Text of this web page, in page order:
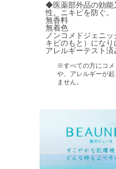
◆医薬部外品の効能
性。ニキビを防ぐ。
無香料
無着色
ノンコメドジェニ
キビのもと）になり
アレルギーテスト済
※すべての方にコメ
や、アレルギーが
ません。